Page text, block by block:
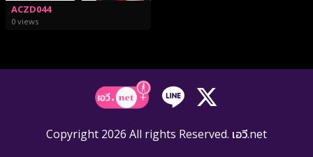
ACZD044
0 views
Copyright 2026 All rights Reserved. เอวี.net